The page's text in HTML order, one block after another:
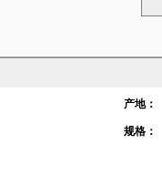
产地：
规格：